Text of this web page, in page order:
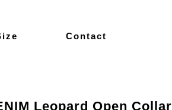
Contact
Leopard Open Collar